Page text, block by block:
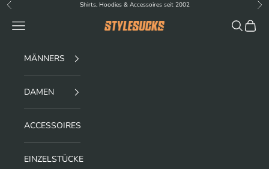
Zum Inhalt springen
Zurück Shirts, Hoodies & Accessoires seit 2002 Vor
stylesucks
Menü Suchen
MÄNNERS
DAMEN
ACCESSOIRES
EINZELSTÜCKE